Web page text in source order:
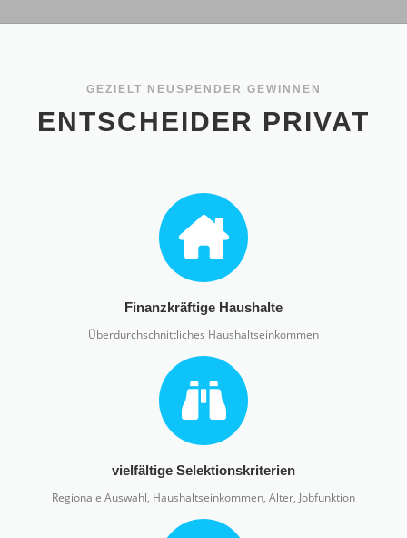
GEZIELT NEUSPENDER GEWINNEN
ENTSCHEIDER PRIVAT
Finanzkräftige Haushalte
Überdurchschnittliches Haushaltseinkommen
vielfältige Selektionskriterien
Regionale Auswahl, Haushaltseinkommen, Alter, Jobfunktion